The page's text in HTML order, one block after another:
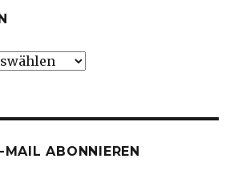
ABONNIEREN